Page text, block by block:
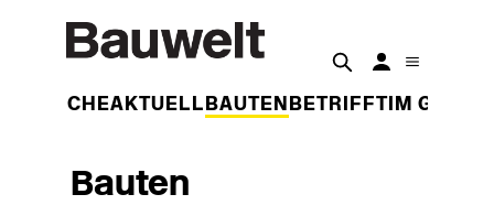
WOCHEAKTUELL BAUTEN BETRIFFT IM
Bauten